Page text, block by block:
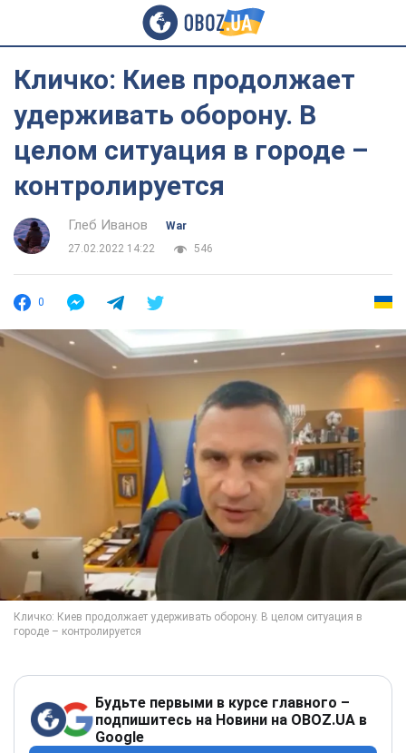
Кличко: Киев продолжает
удерживать оборону. В
целом ситуация в городе –
контролируется
Глеб Иванов
War
27.02.2022 14:22
546
0
Будьте первыми в курсе главного –
подпишитесь на Новини на OBOZ.UA в
Google